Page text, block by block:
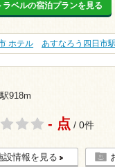
ラベルの宿泊プランを見る
ホテル あすなろう四日市駅
918m
- 点 / 0件
設情報を見る